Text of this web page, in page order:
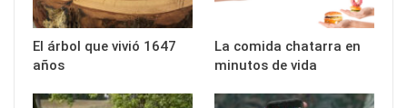
El árbol que vivió 1647
años
La comida chatarra en
minutos de vida